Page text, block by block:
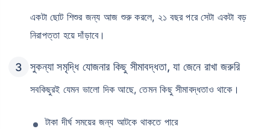
একটা ছোট শিশুর জন্য আজ শুরু করলে, ২১ বছর পরে সেটা একটা বড়
নিরাপত্তা হয়ে দাঁড়াবে।
সুকন্যা সমৃদ্ধি যোজনার কিছু সীমাবদ্ধতা, যা জেনে রাখা জরুরি
সবকিছুরই যেমন ভালো দিক আছে, তেমন কিছু সীমাবদ্ধতাও থাকে।
টাকা দীর্ঘ সময়ের জন্য আটকে থাকতে পারে